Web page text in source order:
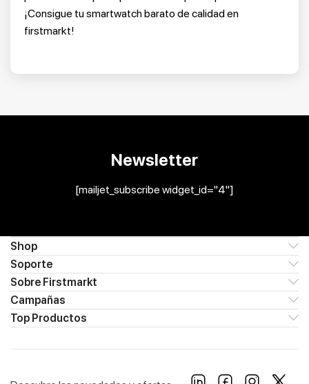
¡Consigue tu smartwatch barato de calidad en
firstmarkt!
Newsletter
[mailjet_subscribe widget_id="4"]
Shop
Soporte
Sobre Firstmarkt
Campañas
Top Productos